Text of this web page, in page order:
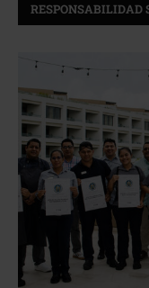
RESPONSABILIDAD